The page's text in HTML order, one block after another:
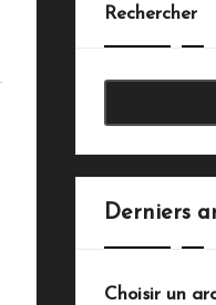
Rechercher
Derniers
Choisir un